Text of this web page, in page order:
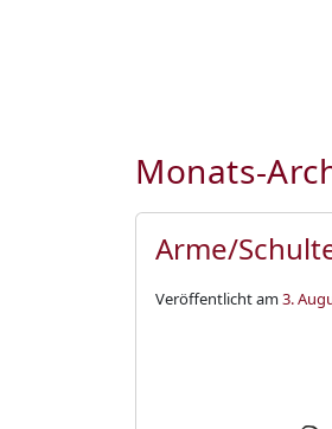
Monats-
Arme/
Veröffentlicht am3.